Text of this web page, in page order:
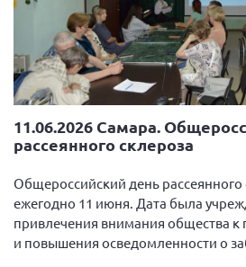
Кировская область
Краснодарский край
Красноярский край
Липецкая область
Ленинградская область
Московская область
Мурманская область
Нижегородская область
11.06.2026 Самара.
рассеянного склероза
Общероссийский день рассеянного
ежегодно 11 июня. Дата была
привлечения внимания общества
и повышения осведомленности о